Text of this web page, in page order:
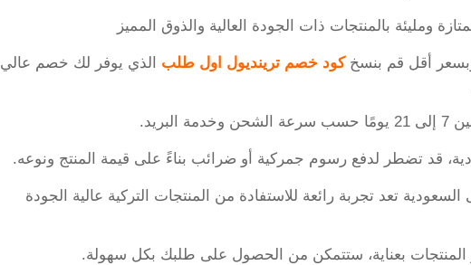
ومليئة بالمنتجات ذات الجودة العالية والذوق المميز
أقل قم بنسخكود خصم ترينديول اول طلب الذي يوفر لك خصم عالي
قد تضطر لدفع رسوم جمركية أو ضرائب بناءً على قيمة المنتج ونوعه.
تعد تجربة رائعة للاستفادة من المنتجات التركية عالية الجودة
المنتجات بعناية، ستتمكن من الحصول على طلبك بكل سهولة.